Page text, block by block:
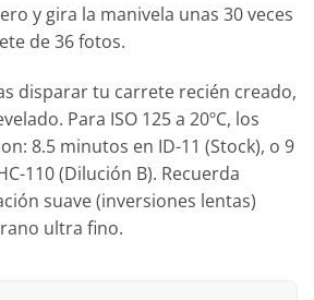
y gira la manivela unas 30 veces
de 36 fotos.
disparar tu carrete recién creado,
Para ISO 125 a 20ºC, los
8.5 minutos en ID-11 (Stock), o 9
110 (Dilución B). Recuerda
suave (inversiones lentas)
ultra fino.